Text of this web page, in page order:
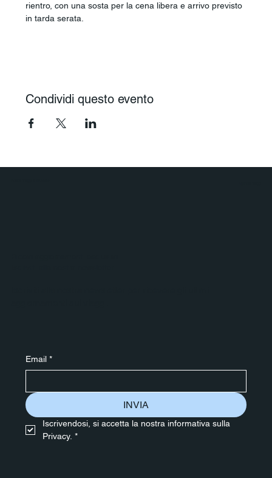
rientro, con una sosta per la cena libera e arrivo previsto
in tarda serata.
Condividi questo evento
Email *
INVIA
Iscrivendosi, si accetta la nostra informativa sulla
Privacy. *